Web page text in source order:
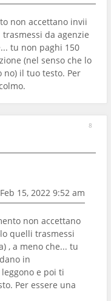
non accettano invii
da agenzie
tu non paghi 150
(nel senso che lo
no) il tuo testo. Per
8
15, 2022 9:52 am
non accettano
quelli trasmessi
, a meno che... tu
in
e poi ti
Per essere una